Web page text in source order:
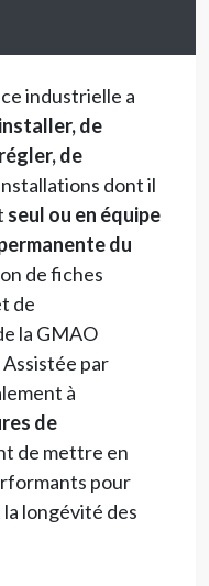
industrielle a
de
de
dont il
seul ou en équipe
du
de fiches
de
la GMAO
par
à
de
de mettre en
pour
longévité des